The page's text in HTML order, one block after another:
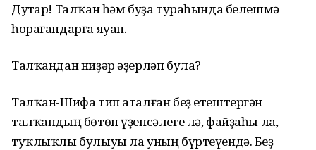
Дуҫтар! Талҡан һәм буҙа тураһында белешмә
һорағандарға яуап.
Талҡандан ниҙәр әҙерләп була?
Талҡан-Шифа тип аталған беҙ етештергән
талҡандың бөтөн үҙенсәлеге лә, файҙаһы ла,
туҡлыҡлы булыуы ла уның бүртеүендә. Беҙ